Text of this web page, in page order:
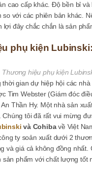
cao cấp khác. Độ bền bỉ và
với các phiên bản khác.
lợi đây chắc chắn là sản
phụ kiện Lubinski:
Thương hiệu phụ kiện
gian dự hiệp hội các nhà
Tim Webster (Giám đóc
Thần Hy. Một nhà sản
Chúng tôi đã rất vui mừng
và Cohibavề Việt
ty soản xuất dưới 2
và giá cả không đồng nhất.
sản phẩm với chất lượng tốt